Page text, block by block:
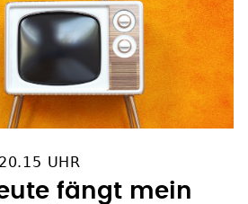
UHR
fängt mein